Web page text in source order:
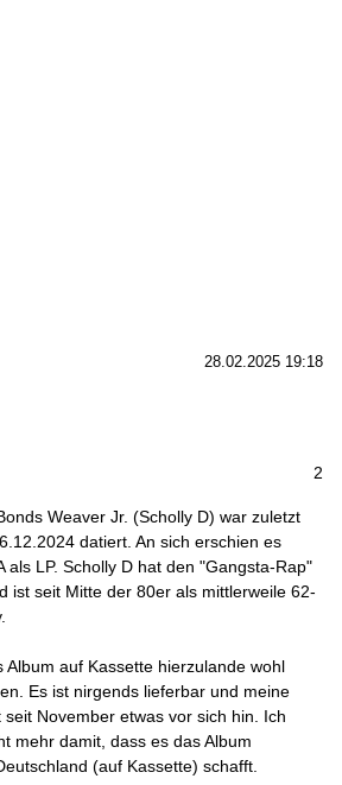
28.02.2025 19:18
2
Weaver Jr. (Scholly D) war zuletzt
datiert. An sich erschien es
als LP. Scholly D hat den "Gangsta-Rap"
ist seit Mitte der 80er als mittlerweile 62-
Album auf Kassette hierzulande wohl
Es ist nirgends lieferbar und meine
November etwas vor sich hin. Ich
mehr damit, dass es das Album
(auf Kassette) schafft.